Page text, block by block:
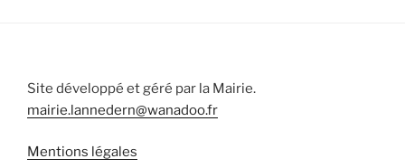
Site développé et géré par la Mairie.
mairie.lannedern@wanadoo.fr
Mentions légales